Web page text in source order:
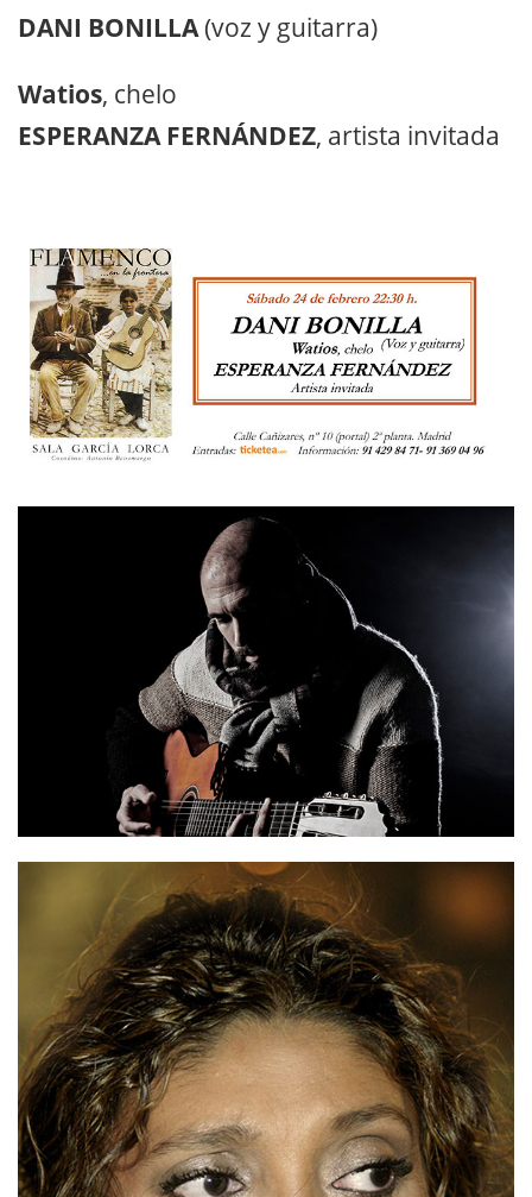
DANI BONILLA(voz y guitarra)
Watios, chelo
ESPERANZA FERNÁNDEZ, artista invitada